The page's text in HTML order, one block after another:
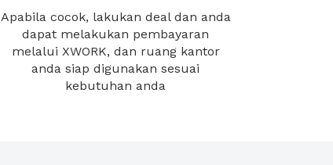
Apabila cocok, lakukan deal dan anda
dapat melakukan pembayaran
melalui XWORK, dan ruang kantor
anda siap digunakan sesuai
kebutuhan anda